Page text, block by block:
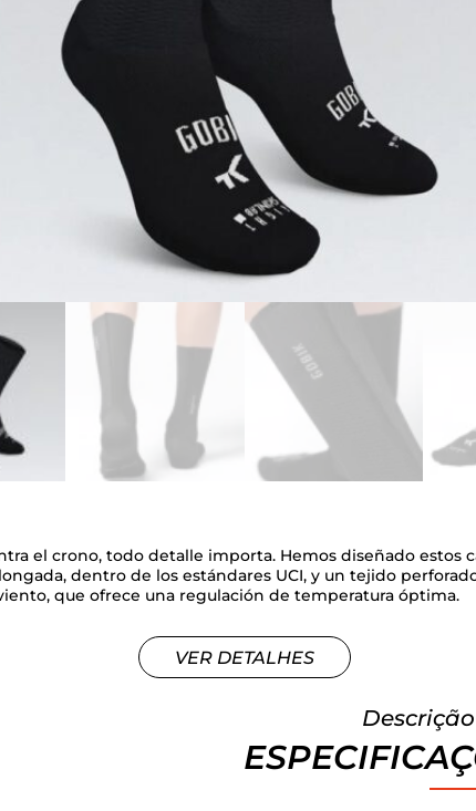
el crono, todo detalle importa. Hemos diseñado estos
dentro de los estándares UCI, y un tejido
que ofrece una regulación de temperatura óptima.
VER DETALHES